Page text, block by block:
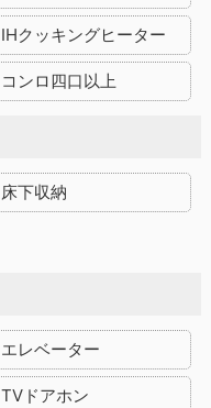
IHクッキングヒーター
コンロ四口以上
床下収納
エレベーター
TVドアホン